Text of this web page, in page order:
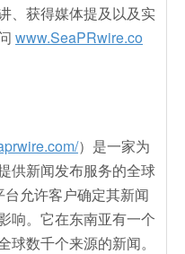
、获得媒体提及以及实
www.SeaPRwire.co
）是一家为
供新闻发布服务的全球
允许客户确定其新闻
响。它在东南亚有一个
数千个来源的新闻。